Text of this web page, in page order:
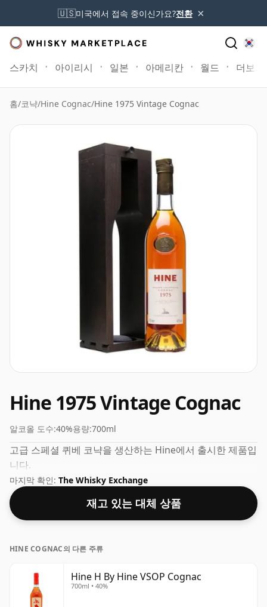
🇺🇸미국에서 접속 중이신가요?전환 ×
스카치 아이리시 일본 아메리칸 월드 더보기
홈/코냑/Hine Cognac/Hine 1975 Vintage Cognac
Hine 1975 Vintage Cognac
알코올 도수:40%용량:700ml
고급 스페셜 퀴베 코냑을 생산하는 Hine에서 출시한 제품입
니다.
마지막 확인: The Whisky Exchange
재고 있는 대체 상품
HINE COGNAC의 다른 주류
Hine H By Hine VSOP Cognac
700ml • 40%